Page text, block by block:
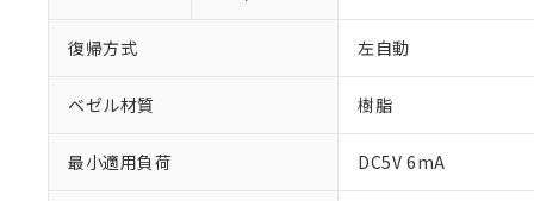
復帰方式 左自動
ベゼル材質 樹脂
最小適用負荷 DC5V 6mA